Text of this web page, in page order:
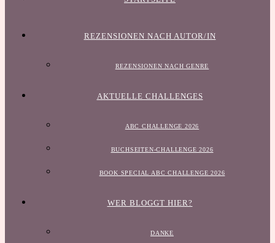
REZENSIONEN NACH AUTOR/IN
REZENSIONEN NACH GENRE
AKTUELLE CHALLENGES
ABC CHALLENGE 2026
BUCHSEITEN-CHALLENGE 2026
BOOK SPECIAL ABC CHALLENGE 2026
WER BLOGGT HIER?
DANKE